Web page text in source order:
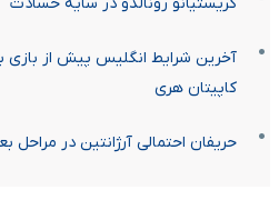
آخرین شرایط انگلیس پیش از بازی
کاپیتان هری
حریفان احتمالی آرژانتین در مراحل